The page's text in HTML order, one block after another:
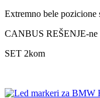
Extremno bele
CANBUS REŠENJE-ne
SET 2kom